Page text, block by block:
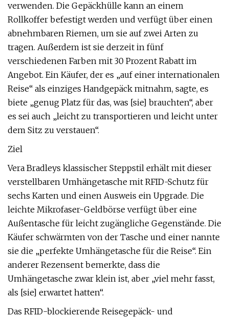
verwenden. Die Gepäckhülle kann an einem
Rollkoffer befestigt werden und verfügt über einen
abnehmbaren Riemen, um sie auf zwei Arten zu
tragen. Außerdem ist sie derzeit in fünf
verschiedenen Farben mit 30 Prozent Rabatt im
Angebot. Ein Käufer, der es „auf einer internationalen
Reise“ als einziges Handgepäck mitnahm, sagte, es
biete „genug Platz für das, was [sie] brauchten“, aber
es sei auch „leicht zu transportieren und leicht unter
dem Sitz zu verstauen“.
Ziel
Vera Bradleys klassischer Steppstil erhält mit dieser
verstellbaren Umhängetasche mit RFID-Schutz für
sechs Karten und einen Ausweis ein Upgrade. Die
leichte Mikrofaser-Geldbörse verfügt über eine
Außentasche für leicht zugängliche Gegenstände. Die
Käufer schwärmten von der Tasche und einer nannte
sie die „perfekte Umhängetasche für die Reise“. Ein
anderer Rezensent bemerkte, dass die
Umhängetasche zwar klein ist, aber „viel mehr fasst,
als [sie] erwartet hatten“.
Das RFID-blockierende Reisegepäck- und